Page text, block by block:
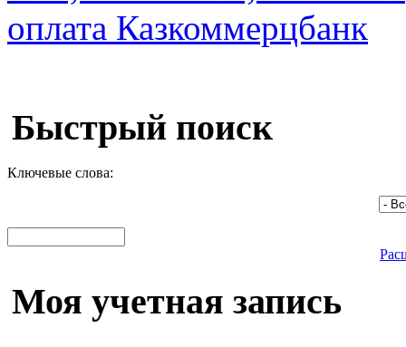
Быстрый поиск
Ключевые слова:
Моя учетная запись